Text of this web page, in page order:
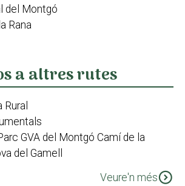
del Montgó
Rana
a altres rutes
GVA del Montgó Camí de la
del Gamell
Parc GVA del Montgó Cova de l'Aigua -
Veure'n mésexpand_circle_down